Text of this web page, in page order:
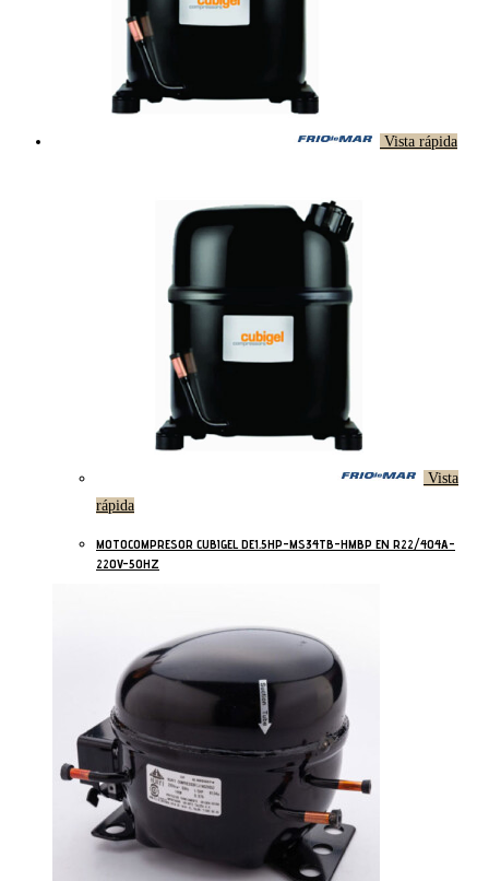
Vista rápida
Vista
rápida
MOTOCOMPRESOR CUBIGEL DE1.5HP-MS34TB-HMBP EN R22/404A-
220V-50HZ